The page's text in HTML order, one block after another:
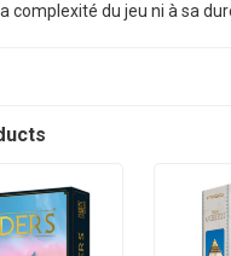
complexité du jeu ni à sa